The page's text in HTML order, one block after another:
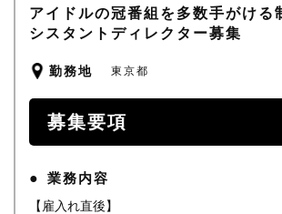
アイドルの冠番組を多数手がける
シスタントディレクター募集
勤務地 東京都
募集要項
業務内容
【雇入れ直後】